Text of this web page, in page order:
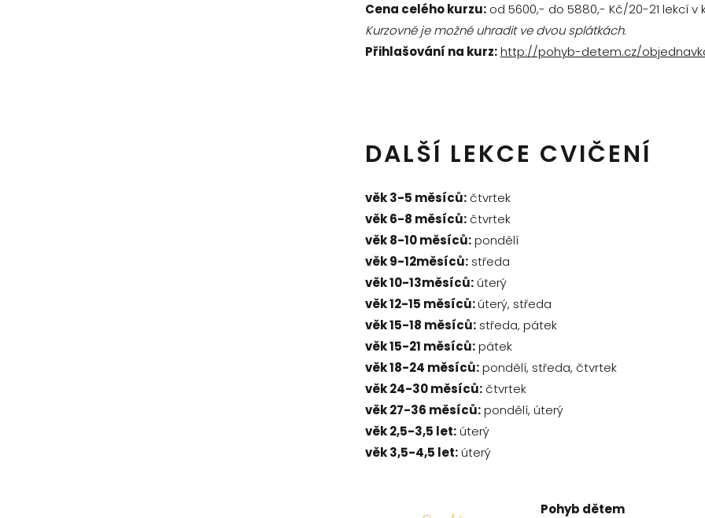
Cena celého kurzu:od 5600,- do 5880,- Kč/20-21 lekcí v
Kurzovné je možné uhradit ve dvou splátkách.
Přihlašování na kurz: http://pohyb-detem.cz/
DALŠÍ LEKCE CVIČENÍ
věk 3-5 měsíců:čtvrtek
věk 6-8 měsíců:čtvrtek
věk 8-10 měsíců:pondělí
věk 9-12měsíců:středa
věk 10-13měsíců:úterý
věk 12-15 měsíců:úterý, středa
věk 15-18 měsíců:středa, pátek
věk 15-21 měsíců:pátek
věk 18-24 měsíců:pondělí, středa, čtvrtek
věk 24-30 měsíců:čtvrtek
věk 27-36 měsíců:pondělí, úterý
věk 2,5-3,5 let:úterý
věk 3,5-4,5 let:úterý
Pohyb dětem